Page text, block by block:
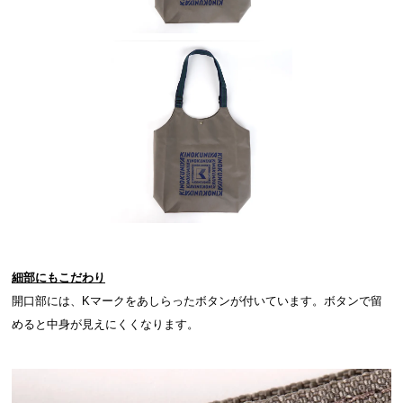
細部にもこだわり
開口部には、Kマークをあしらったボタンが付いています。ボタンで留
めると中身が見えにくくなります。